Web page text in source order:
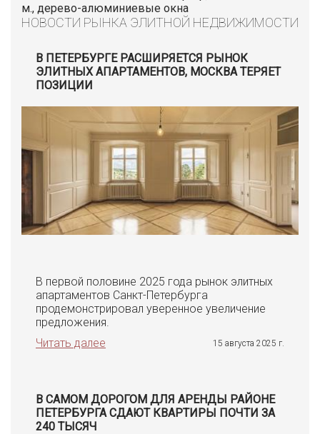
м., дерево-алюминиевые окна
НОВОСТИ РЫНКА ЭЛИТНОЙ НЕДВИЖИМОСТИ
В ПЕТЕРБУРГЕ РАСШИРЯЕТСЯ РЫНОК
ЭЛИТНЫХ АПАРТАМЕНТОВ, МОСКВА ТЕРЯЕТ
ПОЗИЦИИ
В первой половине 2025 года рынок элитных
апартаментов Санкт-Петербурга
продемонстрировал уверенное увеличение
предложения.
Читать далее
15 августа 2025 г.
В САМОМ ДОРОГОМ ДЛЯ АРЕНДЫ РАЙОНЕ
ПЕТЕРБУРГА СДАЮТ КВАРТИРЫ ПОЧТИ ЗА
240 ТЫСЯЧ